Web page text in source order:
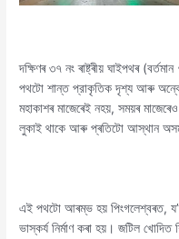
দক্ষিণৰ ৩৭ নং ৰাষ্ট্ৰীয় ঘাইপথৰ
পথটো শান্ত প্রাকৃতিক দৃশ্য আৰু
মহাকাশৰ মাজেৰেই নহয়, সময়ৰ
লুকাই থাকে আৰু প্ৰতিটো আস্থান
এই পথটো আৰম্ভ হয় পিংগলেশ্বৰত,
ভাস্কর্য নির্মাণ কৰা হয়। জটিল